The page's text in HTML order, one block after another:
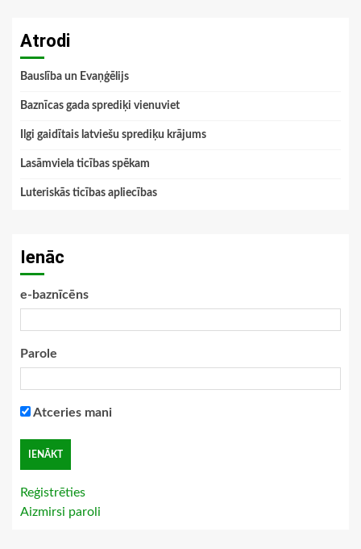
Atrodi
Bauslība un Evaņģēlijs
Baznīcas gada sprediķi vienuviet
Ilgi gaidītais latviešu sprediķu krājums
Lasāmviela ticības spēkam
Luteriskās ticības apliecības
Ienāc
e-baznīcēns
Parole
Atceries mani
Reģistrēties
Aizmirsi paroli